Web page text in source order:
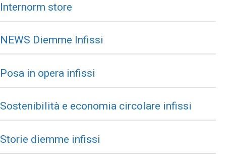
Internorm store
NEWS Diemme Infissi
Posa in opera infissi
Sostenibilità e economia circolare infissi
Storie diemme infissi